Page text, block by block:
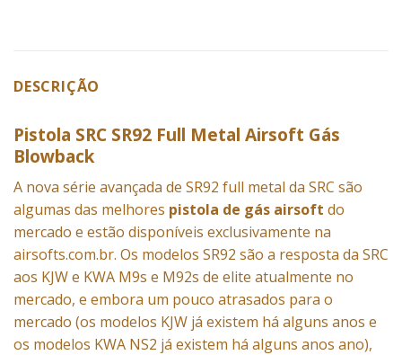
DESCRIÇÃO
Pistola SRC SR92 Full Metal Airsoft Gás
Blowback
A nova série avançada de SR92 full metal da SRC são
algumas das melhores pistola de gás airsoft do
mercado e estão disponíveis exclusivamente na
airsofts.com.br. Os modelos SR92 são a resposta da SRC
aos KJW e KWA M9s e M92s de elite atualmente no
mercado, e embora um pouco atrasados ​​para o
mercado (os modelos KJW já existem há alguns anos e
os modelos KWA NS2 já existem há alguns anos ano),